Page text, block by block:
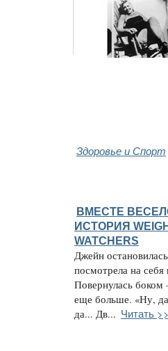
Здоровье и Спорт
ВМЕСТЕ
ИСТОРИЯ
WATCHERS
Джейн
посмотрела на себя
Повернулась боком
еще больше. «Ну,
да... Дв... Читать >>